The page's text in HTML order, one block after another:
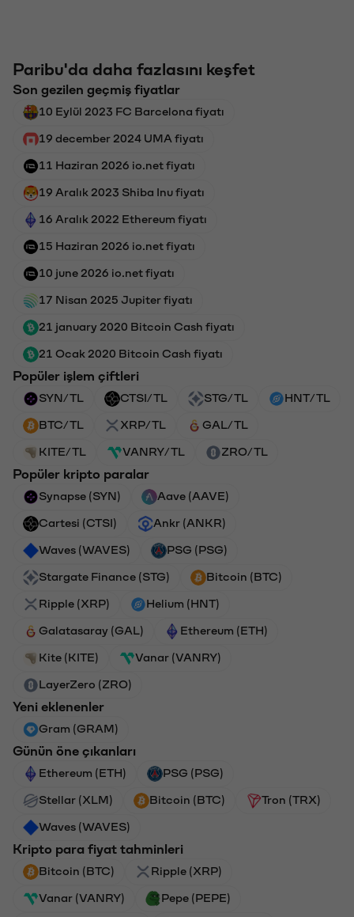
Paribu'da daha fazlasını keşfet
Son gezilen geçmiş fiyatlar
10 Eylül 2023 FC Barcelona fiyatı
19 december 2024 UMA fiyatı
11 Haziran 2026 io.net fiyatı
19 Aralık 2023 Shiba Inu fiyatı
16 Aralık 2022 Ethereum fiyatı
15 Haziran 2026 io.net fiyatı
10 june 2026 io.net fiyatı
17 Nisan 2025 Jupiter fiyatı
21 january 2020 Bitcoin Cash fiyatı
21 Ocak 2020 Bitcoin Cash fiyatı
Popüler işlem çiftleri
SYN/TL CTSI/TL STG/TL HNT/TL
BTC/TL XRP/TL GAL/TL
KITE/TL VANRY/TL ZRO/TL
Popüler kripto paralar
Synapse (SYN) Aave (AAVE)
Cartesi (CTSI) Ankr (ANKR)
Waves (WAVES) PSG (PSG)
Stargate Finance (STG) Bitcoin (BTC)
Ripple (XRP) Helium (HNT)
Galatasaray (GAL) Ethereum (ETH)
Kite (KITE) Vanar (VANRY)
LayerZero (ZRO)
Yeni eklenenler
Gram (GRAM)
Günün öne çıkanları
Ethereum (ETH) PSG (PSG)
Stellar (XLM) Bitcoin (BTC) Tron (TRX)
Waves (WAVES)
Kripto para fiyat tahminleri
Bitcoin (BTC) Ripple (XRP)
Vanar (VANRY) Pepe (PEPE)